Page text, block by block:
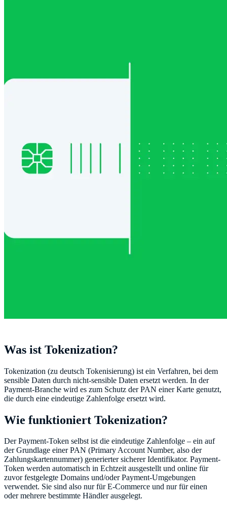
Was ist Tokenization?
Tokenization (zu deutsch Tokenisierung) ist ein Verfahren, bei dem
sensible Daten durch nicht-sensible Daten ersetzt werden. In der
Payment-Branche wird es zum Schutz der PAN einer Karte genutzt,
die durch eine eindeutige Zahlenfolge ersetzt wird.
Wie funktioniert Tokenization?
Der Payment-Token selbst ist die eindeutige Zahlenfolge – ein auf
der Grundlage einer PAN (Primary Account Number, also der
Zahlungskartennummer) generierter sicherer Identifikator. Payment-
Token werden automatisch in Echtzeit ausgestellt und online für
zuvor festgelegte Domains und/oder Payment-Umgebungen
verwendet. Sie sind also nur für E-Commerce und nur für einen
oder mehrere bestimmte Händler ausgelegt.